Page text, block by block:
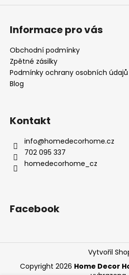
u
Informace pro vás
Obchodní podmínky
Zpětné zásilky
Podmínky ochrany osobních údajů
Blog
Kontakt
info@homedecorhome.cz
702 095 337
homedecorhome_cz
Facebook
Vytvořil
Copyright 2026 Home Decor